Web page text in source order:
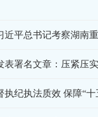
纪执法质效 保障“